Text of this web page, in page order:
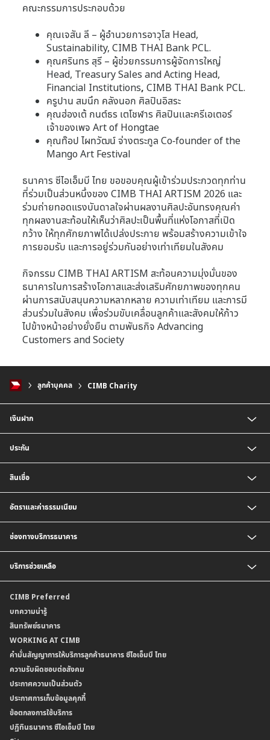
คณะกรรมการประกอบด้วย
คุณเจสัน ลี – ผู้อำนวยการอาวุโส Head,
Sustainability, CIMB THAI Bank PCL.
คุณศรินทร สุรี – ผู้ช่วยกรรมการผู้จัดการใหญ่
Head, Treasury Sales and Acting Head,
Financial Institutions,CIMB THAI Bank PCL.
ครูปาน สมนึก คลังนอก ศิลปินอิสระ
คุณฮ่องเต้ กนต์ธร เตโชฬาร ศิลปินเเละครีเอเตอร์
เจ้าของเพจ Art of Hongtae
คุณท๊อป ไผทวัฒน์ จ่างตระกูล Co-founder of the
Mango Art Festival
ธนาคาร ซีไอเอ็มบี ไทย ขอขอบคุณผู้เข้าร่วมประกวดทุกท่าน
ที่ร่วมเป็นส่วนหนึ่งของ CIMB THAI ARTISM 2026 และ
ร่วมถ่ายทอดแรงบันดาลใจผ่านผลงานศิลปะอันทรงคุณค่า
ทุกผลงานสะท้อนให้เห็นว่าศิลปะเป็นพื้นที่แห่งโอกาสที่เปิด
กว้าง ให้ทุกศักยภาพได้เปล่งประกาย พร้อมสร้างความเข้าใจ
การยอมรับ และการอยู่ร่วมกันอย่างเท่าเทียมในสังคม
กิจกรรม CIMB THAI ARTISM สะท้อนความมุ่งมั่นของ
ธนาคารในการสร้างโอกาสและส่งเสริมศักยภาพของทุกคน
ผ่านการสนับสนุนความหลากหลาย ความเท่าเทียม และการมี
ส่วนร่วมในสังคม เพื่อร่วมขับเคลื่อนลูกค้าและสังคมให้ก้าว
ไปข้างหน้าอย่างยั่งยืน ตามพันธกิจ Advancing
Customers and Society
ลูกค้าบุคคล CIMB Charity
เงินฝาก
บัญชีเงินฝากประจำ
บัญชีเงินฝากกระแสรายวัน
บัญชีเงินฝากเงินตราต่างประเทศ
ตารางเปรียบเทียบผลิตภัณฑ์
ประกัน
ประกันวินาศภัย
สินเชื่อ
สินเชื่อบ้าน
สินเชื่อบ้านแลกเงินและสินเชื่ออเนกประสงค์
อัตราและค่าธรรมเนียม
อัตราดอกเบี้ยเงินฝาก
อัตราดอกเบี้ยเงินฝากลูกค้าสถาบัน
อัตราดอกเบี้ยบัญชีเงินฝากเงินตราต่างประเทศ
อัตราดอกเบี้ยเงินกู้
กำหนดระยะเวลาการขายหรือฝากเงินได้ที่เป็นเงินตราต่างประเทศ
ค่าธรรมเนียม
อัตราค่าธรรมเนียมการฝากถอนบัญชีเงินฝากเงินตราต่างประเทศ
ข้อกำหนดบัญชีเงินฝาก
เงื่อนไขและค่าธรรมเนียมที่เกี่ยวกับการให้บริการบัญชีเงินฝากเงินตราต่างประเทศ
บริการฝากเงินเข้าบัญชีธนาคาร ซีไอเอ็มบี ไทย ที่ตู้บุญเติม
ช่องทางบริการธนาคาร
CIMB THAI Connect
บริการแจ้งเตือนผ่าน SMS
พร้อมเพย์
บริการเปิดบัญชีด้วยการยืนยันตัวตนรูปแบบดิจิทัล (NDID)
การขอและรับส่งข้อมูลรายการเคลื่อนไหวบัญชีเงินฝาก ในรูปแบบข้อมูลดิจิทัลระหว่าง
ธนาคาร (dStatement)
บริการยืนยันตัวตนรูปแบบดิจิทัล (NDID) เพื่อทำธรุกรรมออนไลน์กับกรมสรรพากร
บริการช่วยเหลือ
สาขาธนาคาร
ข้อมูลคุณภาพการให้บริการ
คำมั่นสัญญาการให้บริการลูกค้าธนาคาร ซีไอเอ็มบี ไทย
Form Download Center
CIMB Preferred
บทความน่ารู้
สินทรัพย์ธนาคาร
WORKING AT CIMB
คำมั่นสัญญาการให้บริการลูกค้าธนาคาร ซีไอเอ็มบี ไทย
ความรับผิดชอบต่อสังคม
ประกาศความเป็นส่วนตัว
ประกาศการเก็บข้อมูลคุกกี้
ข้อตกลงการใช้บริการ
ปฏิทินธนาคาร ซีไอเอ็มบี ไทย